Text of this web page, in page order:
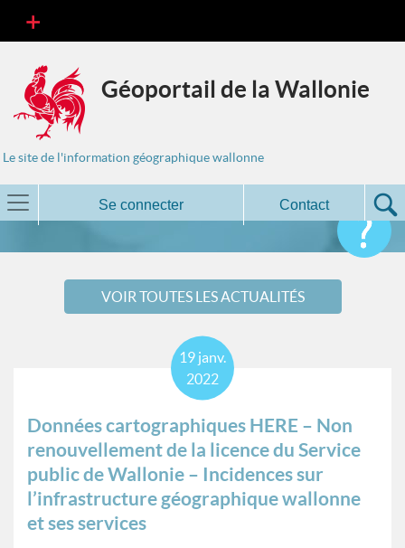
Géoportail de la Wallonie
Le site de l'information géographique wallonne
Se connecter Contact
VOIR TOUTES LES ACTUALITÉS
Données cartographiques HERE – Non
renouvellement de la licence du Service
public de Wallonie – Incidences sur
l’infrastructure géographique wallonne
et ses services
19 janv.
2022